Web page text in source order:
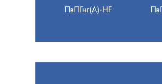
ПвПГнг(А)-HF